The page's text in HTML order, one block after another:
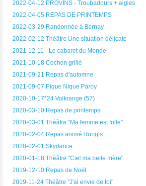
2022-04-12 PROVINS - Troubadours + aigles
2022-04-05 REPAS DE PRINTEMPS
2022-03-29 Randonnée à Bernay
2022-02-12 Théâtre Une situation délicate
2021-12-11 - Le cabaret du Monde
2021-10-18 Cochon grillé
2021-09-21 Repas d'automne
2021-09-07 Pique Nique Paroy
2020-10-17*24 Volkrange (57)
2020-03-10 Repas de printemps
2020-03-01 Théâtre "Ma femme est folle"
2020-02-04 Repas animé Rungis
2020-02-01 Skydance
2020-01-18 Théâtre "Ciel ma belle mère"
2019-12-10 Repas de Noël
2019-11-24 Théâtre "J'ai envie de toi"